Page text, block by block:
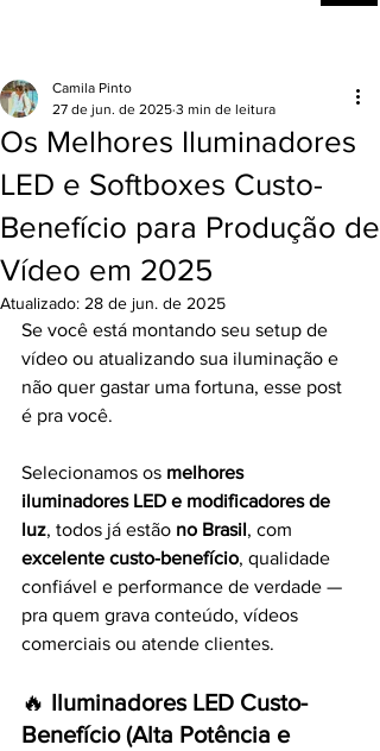
Os Melhores Iluminadores
LED e Softboxes Custo-
Benefício para Produção de
Vídeo em 2025
Camila Pinto
27 de jun. de 2025 3 min de leitura
Atualizado: 28 de jun. de 2025
Se você está montando seu setup de
vídeo ou atualizando sua iluminação e
não quer gastar uma fortuna, esse post
é pra você.
Selecionamos os melhores
iluminadores LED e modificadores de
luz, todos já estão no Brasil, com
excelente custo-benefício, qualidade
confiável e performance de verdade —
pra quem grava conteúdo, vídeos
comerciais ou atende clientes.
🔥 Iluminadores LED Custo-
Benefício (Alta Potência e